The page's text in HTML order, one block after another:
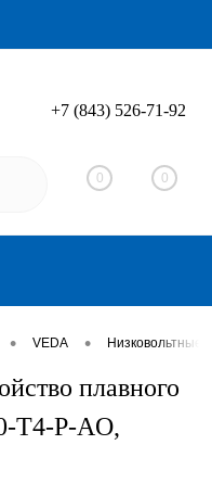
Вход Регистрация
+7 (843) 526-71-92
0 0
• VEDA •
плавного
T4-P-AO,